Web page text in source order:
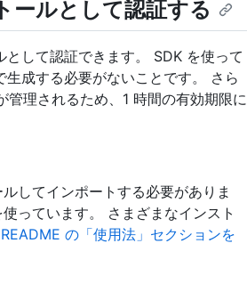
ールとして認証する
して認証できます。 SDK を使って
成する必要がないことです。 さら
理されるため、1 時間の有効期限に
してインポートする必要がありま
っています。 さまざまなインスト
の「使用法」セクションを